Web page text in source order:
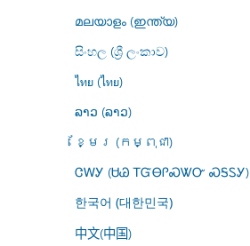
മലയാളം (ഇന്ത്യ)
සිංහල (ශ්‍රී ලංකාව)
ไทย (ไทย)
ລາວ (ລາວ)
ខ្មែរ (កម្ពុជា)
ᏣᎳᎩ (ᏌᏊ ᎢᏳᎾᎵᏍᏔᏅ ᏍᎦᏚᎩ)
한국어 (대한민국)
中文(中国)